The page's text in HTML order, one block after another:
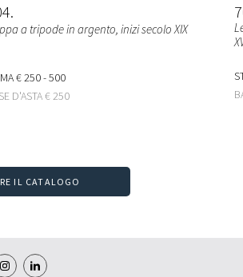
a tripode in argento, inizi secolo XIX
€ 250 - 500
D'ASTA€ 250
IL CATALOGO